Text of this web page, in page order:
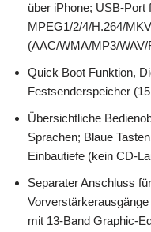
über iPhone; USB-Port
MPEG1/2/4/H.264/
(AAC/WMA/MP3/WAV/
Quick Boot Funktion,
Festsenderspeicher
Übersichtliche
Sprachen; Blaue
Einbautiefe (kein CD-
Separater Anschluss
mit 13-Band Graphic-